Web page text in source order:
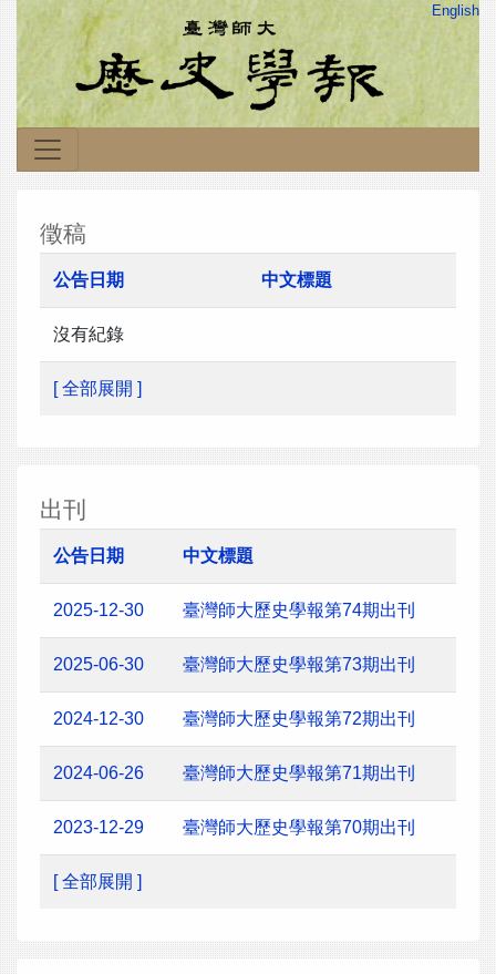
English
徵稿
公告日期 中文標題
沒有紀錄
[ 全部展開 ]
出刊
公告日期 中文標題
2025-12-30 臺灣師大歷史學報第74期出刊
2025-06-30 臺灣師大歷史學報第73期出刊
2024-12-30 臺灣師大歷史學報第72期出刊
2024-06-26 臺灣師大歷史學報第71期出刊
2023-12-29 臺灣師大歷史學報第70期出刊
[ 全部展開 ]